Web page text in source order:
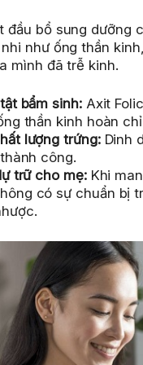
đầu bổ sung dưỡng
như ống thần
mình đã trễ kinh.
bẩm sinh:Axit
thần kinh hoàn
lượng trứng:Dinh
công.
trữ cho mẹ:Khi
có sự chuẩn bị